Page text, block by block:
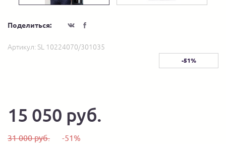
Поделиться:
Артикул: SL 10224070/301035
-51%
15 050 руб.
31 000 руб. -51%